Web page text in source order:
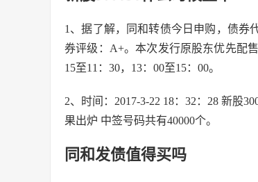
1、据了解，同和转债今日申购，债券
券评级：A+。本次发行原股东优先配
15至11：30，13：00至15：00。
2、时间：2017-3-22 18：32：28 新股
果出炉 中签号码共有40000个。
同和发债值得买吗